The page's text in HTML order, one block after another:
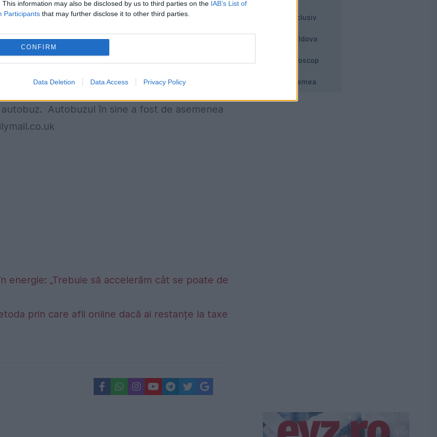
This information may also be disclosed by us to third parties on the IAB’s List of
Participants that may further disclose it to other third parties.
CONFIRM
Data Deletion Data Access Privacy Policy
a avut sânge pe pantalonii și pe mâini.
a spus că "semnele sunt clare că a fost
a declarat că testele sunt în curs de
într-adevăr violată. De asemenea, ofițerii de
Autobuzul în sine a fost de asemenea
energie: „Trebuie să accelerăm cât se poate de
prin care afli online dacă ai restanțe la taxe
Exclusiv
Moldova
Horoscop
Vremea